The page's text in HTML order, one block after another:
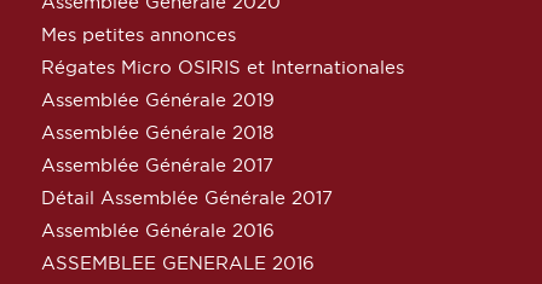
Mes petites annonces
Régates Micro OSIRIS et Internationales
Assemblée Générale 2019
Assemblée Générale 2018
Assemblée Générale 2017
Détail Assemblée Générale 2017
Assemblée Générale 2016
ASSEMBLEE GENERALE 2016